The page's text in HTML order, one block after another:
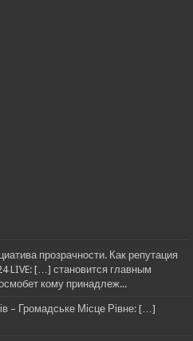
прозрачности. Как репутация
LIVE: […] становится главным
кому принадлеж...
– Громадське Місце Рівне: […]